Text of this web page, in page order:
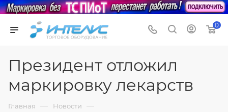
0
Президент отложил
маркировку лекарств
Главная — Новости —